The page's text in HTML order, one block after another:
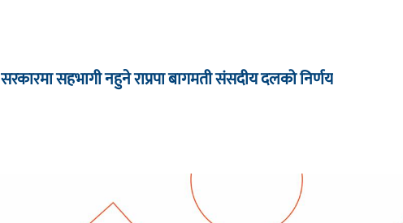
सरकारमा सहभागी नहुने राप्रपा बागमती संसदीय दलको निर्णय